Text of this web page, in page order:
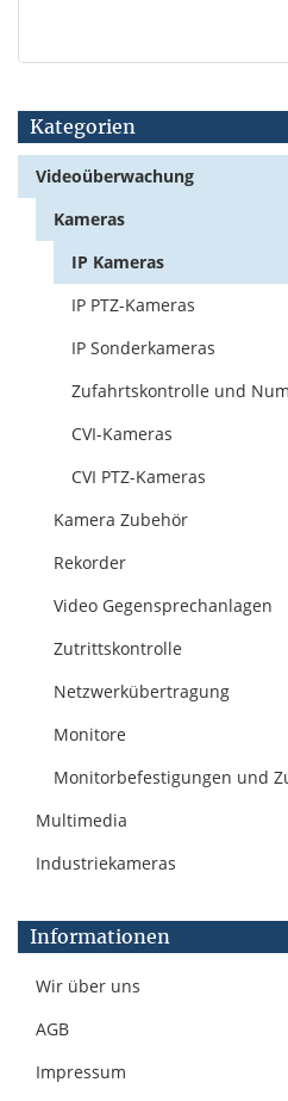
Kategorien
Videoüberwachung
Kameras
IP Kameras
IP PTZ-Kameras
IP Sonderkameras
Zufahrtskontrolle und
CVI-Kameras
CVI PTZ-Kameras
Kamera Zubehör
Rekorder
Video Gegensprechanlagen
Zutrittskontrolle
Netzwerkübertragung
Monitore
Monitorbefestigungen und
Multimedia
Industriekameras
Informationen
Wir über uns
AGB
Impressum